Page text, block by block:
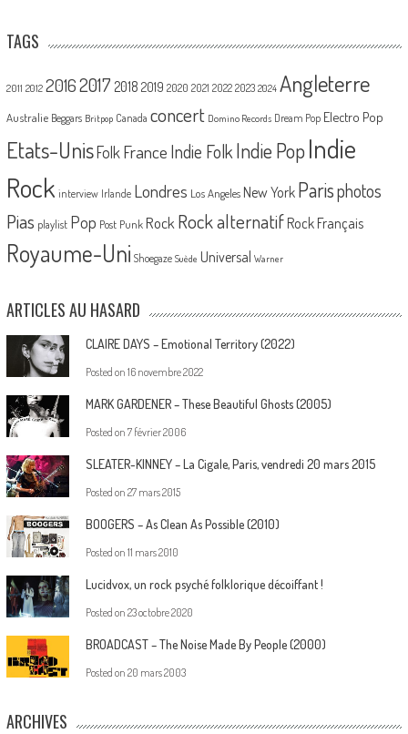
TAGS
2011 2012 20162017 2018 2019 2020 2021 2022 2023 2024 Angleterre
Australie Beggars Britpop Canada concert Domino Records Dream Pop Electro Pop
Etats-UnisFolk France Indie FolkIndie PopIndie
Rock interview Irlande Londres Los Angeles New York Parisphotos
Pias playlist Pop Post Punk Rock Rock alternatif Rock Français
Royaume-Uni Shoegaze Suède Universal Warner
ARTICLES AU HASARD
CLAIRE DAYS – Emotional Territory (2022)
Posted on 16 novembre 2022
MARK GARDENER – These Beautiful Ghosts (2005)
Posted on 7 février 2006
SLEATER-KINNEY – La Cigale, Paris, vendredi 20 mars 2015
Posted on 27 mars 2015
BOOGERS – As Clean As Possible (2010)
Posted on 11 mars 2010
Lucidvox, un rock psyché folklorique décoiffant !
Posted on 23 octobre 2020
BROADCAST – The Noise Made By People (2000)
Posted on 20 mars 2003
ARCHIVES